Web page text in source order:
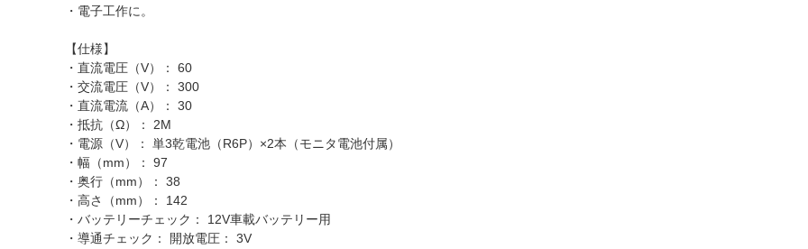
・電子工作に。
【仕様】
・直流電圧（V）： 60
・交流電圧（V）： 300
・直流電流（A）： 30
・抵抗（Ω）： 2M
・電源（V）： 単3乾電池（R6P）×2本（モニタ電池付属）
・幅（mm）： 97
・奥行（mm）： 38
・高さ（mm）： 142
・バッテリーチェック： 12V車載バッテリー用
・導通チェック： 開放電圧： 3V